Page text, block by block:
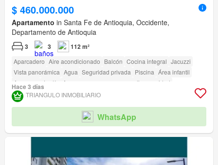
$ 460.000.000
Apartamento in Santa Fe de Antioquia, Occidente,
Departamento de Antioquia
3 3 112 m²
Aparcadero Aire acondicionado Balcón Cocina integral Jacuzzi
Vista panorámica Agua Seguridad privada Piscina Área infantil
Ascensor
Jardín Acceso para personas con discapacidad
Hace 3 días
TRIANGULO INMOBILIARIO
WhatsApp